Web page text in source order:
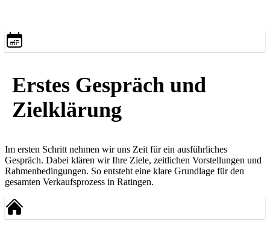
Erstes Gespräch und
Zielklärung
Im ersten Schritt nehmen wir uns Zeit für ein ausführliches
Gespräch. Dabei klären wir Ihre Ziele, zeitlichen Vorstellungen und
Rahmenbedingungen. So entsteht eine klare Grundlage für den
gesamten Verkaufsprozess in Ratingen.